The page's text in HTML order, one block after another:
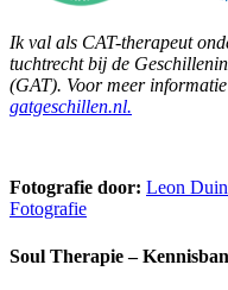
Ik val als CAT-therapeut
tuchtrecht bij de
(GAT). Voor meer
gatgeschillen.nl.
Fotografie door: Leon
Fotografie
Soul Therapie –